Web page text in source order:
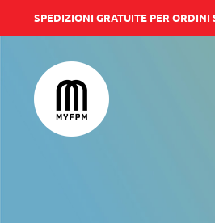
al
contenuto
SPEDIZIONI GRATUITE PER ORDINI